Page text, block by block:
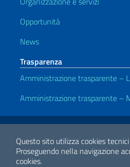
Questo sito utilizza cookies
Proseguendo nella navigazione
cookies.
Opportunità
News
Trasparenza
Amministrazione trasparente –
Amministrazione trasparente –
Link Utili